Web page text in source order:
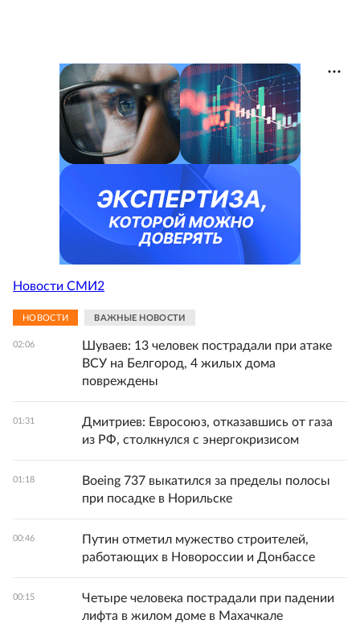
Новости СМИ2
НОВОСТИ ВАЖНЫЕ НОВОСТИ
02:06
Шуваев: 13 человек пострадали при атаке
ВСУ на Белгород, 4 жилых дома
повреждены
01:31
Дмитриев: Евросоюз, отказавшись от газа
из РФ, столкнулся с энергокризисом
01:18
Boeing 737 выкатился за пределы полосы
при посадке в Норильске
00:46
Путин отметил мужество строителей,
работающих в Новороссии и Донбассе
00:15
Четыре человека пострадали при падении
лифта в жилом доме в Махачкале